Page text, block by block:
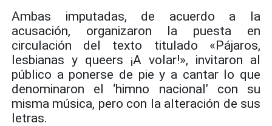
Ambas imputadas, de acuerdo a la
acusación, organizaron la puesta en
circulación del texto titulado «Pájaros,
lesbianas y queers ¡A volar!», invitaron al
público a ponerse de pie y a cantar lo que
denominaron el ‘himno nacional’ con su
misma música, pero con la alteración de sus
letras.